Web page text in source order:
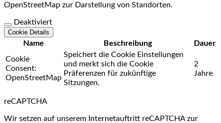
OpenStreetMap zur Darstellung von Standorten.
Deaktiviert
Cookie Details
Name Beschreibung
Dauer
Cookie
Consent:
OpenStreetMap
Speichert die Cookie Einstellungen
und merkt sich die Cookie
Präferenzen für zukünftige
Sitzungen.
2
Jahre
reCAPTCHA
Wir setzen auf unserem Internetauftritt reCAPTCHA zur